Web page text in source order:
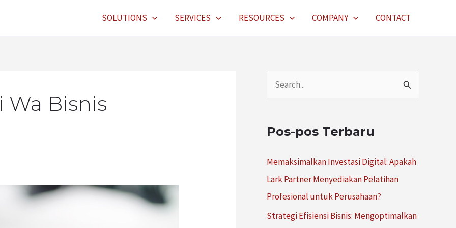
SOLUTIONS SERVICES RESOURCES COMPANY CONTACT
Wa Bisnis
i
u
n
t
Pos-pos Terbaru
Memaksimalkan Investasi Digital: Apakah
Lark Partner Menyediakan Pelatihan
Profesional untuk Perusahaan?
Strategi Efisiensi Bisnis: Mengoptimalkan